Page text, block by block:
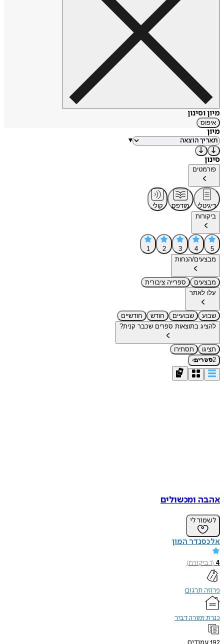
מיון וסינון
איפוס
מיון
▾
סינון
פורמטים
דיגיטלי מודפס
קולי
ביקורות
5
4
3
2
1
מבצעים/הנחות
מבצעים
ספרייה ציבורית
עלו לאתר
שבוע שבועיים חודש
חודשיים
להציג בתוצאות ספרים שכבר קנית?
תציגו
תסתירו
2ספרים›
אהבה ומכשולים
לשמור לי
אלכסנדר המון
4
(
1ביקורת)
פרוזה תרגום
כנרת זמורה דביר
192עמודים